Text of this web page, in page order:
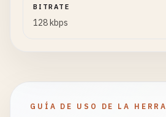
BITRATE
128 kbps
GUÍA DE USO DE LA